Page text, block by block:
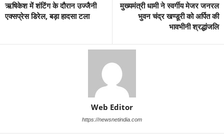
ऋषिकेश में शंटिंग के दौरान उज्जैनी
एक्सप्रेस डिरेल, बड़ा हादसा टला
मुख्यमंत्री धामी ने स्वर्गीय मेजर जनरल
भुवन चंद्र खण्डूरी को अर्पित की
भावभीनी श्रद्धांजलि
Web Editor
https://newsnetindia.com